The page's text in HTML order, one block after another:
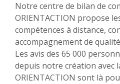
Notre centre de bilan de
ORIENTACTION propose
compétences à distance,
accompagnement de
Les avis des 65 000
depuis notre création avec
ORIENTACTION sont là